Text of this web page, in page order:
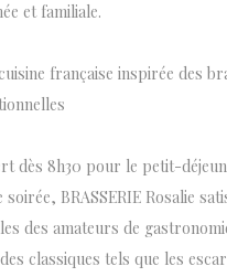
et familiale.
française inspirée des
dès 8h30 pour le petit-
soirée, BRASSERIE Rosalie
des amateurs de
classiques tels que les